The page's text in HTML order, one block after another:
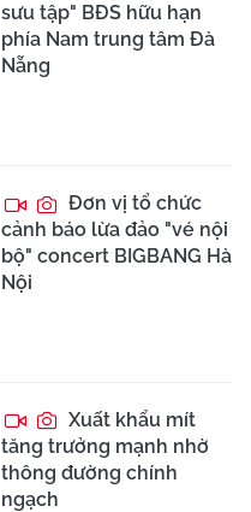
sưu tập" BĐS hữu hạn
phía Nam trung tâm Đà
Nẵng
Đơn vị tổ chức
cảnh báo lừa đảo "vé nội
bộ" concert BIGBANG Hà
Nội
Xuất khẩu mít
tăng trưởng mạnh nhờ
thông đường chính
ngạch